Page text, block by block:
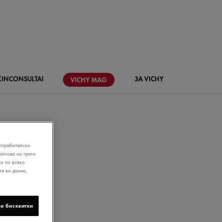
CONSULTAI VICHY MAG ЗА VICHY
на трети
по всяко
ви данни,
бисквитки